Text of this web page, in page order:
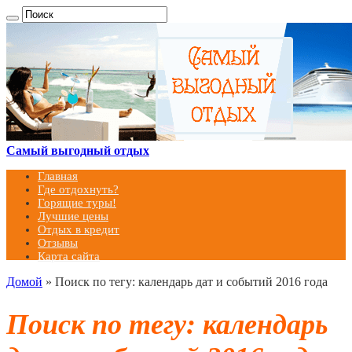
Самый выгодный отдых
Главная
Где отдохнуть?
Горящие туры!
Лучшие цены
Отдых в кредит
Отзывы
Карта сайта
Домой » Поиск по тегу: календарь дат и событий 2016 года
Поиск по тегу: календарь